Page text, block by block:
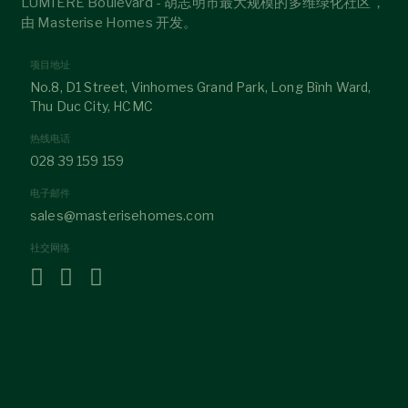
由 Masterise Homes 开发。
项目地址
No.8, D1 Street, Vinhomes Grand Park, Long Bình Ward,
Thu Duc City, HCMC
热线电话
028 39 159 159
电子邮件
sales@masterisehomes.com
社交网络